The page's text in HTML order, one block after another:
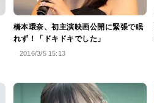
橋本環奈、初主演映画公開に緊張で眠
れず！「ドキドキでした」
2016/3/5 15:13